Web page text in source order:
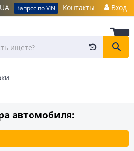
UA Запрос по VIN Контакты Вход
автомобиля: